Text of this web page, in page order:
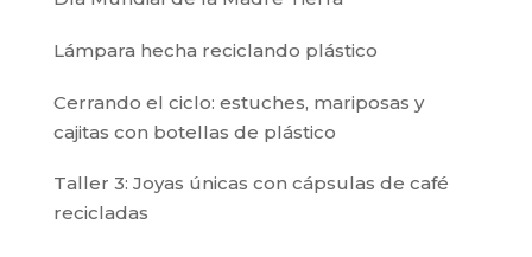
Lámpara hecha reciclando plástico
Cerrando el ciclo: estuches, mariposas y
cajitas con botellas de plástico
Taller 3: Joyas únicas con cápsulas de café
recicladas